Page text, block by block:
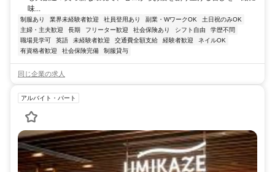
味...
制服あり 業界未経験者歓迎 社員登用あり 副業・WワークOK
土日祝のみOK
主婦・主夫歓迎
長期 フリーター歓迎 社会保険あり シフト自由
学歴不問
職場見学可
英語 未経験者歓迎 交通費全額支給 経験者歓迎
ネイルOK
有資格者歓迎
社会保険完備 制服貸与
同じ企業の求人
アルバイト・パート